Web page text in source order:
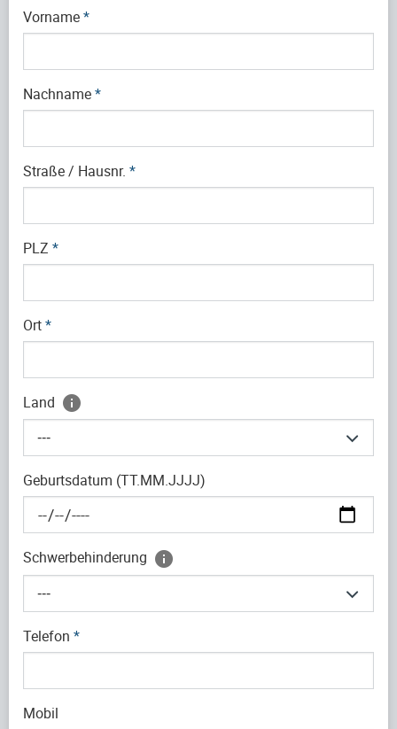
Vorname*
Nachname*
Straße / Hausnr. *
PLZ *
Ort*
Land
---
Geburtsdatum (TT.MM.JJJJ)
Schwerbehinderung
---
Telefon *
Mobil